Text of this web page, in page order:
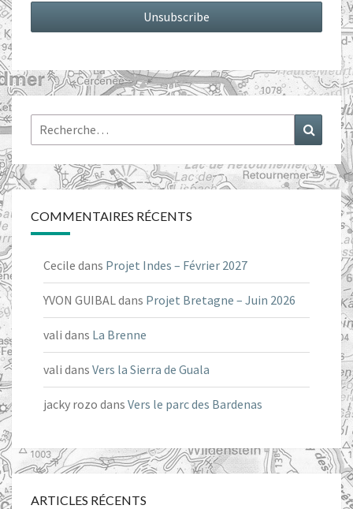
Rechercher :
COMMENTAIRES RÉCENTS
Cecile dans Projet Indes – Février 2027
YVON GUIBALdans Projet Bretagne – Juin 2026
vali dans La Brenne
vali dans Vers la Sierra de Guala
jacky rozo dans Vers le parc des Bardenas
ARTICLES RÉCENTS